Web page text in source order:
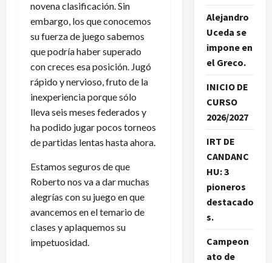
novena clasificación. Sin
embargo, los que conocemos
su fuerza de juego sabemos
que podría haber superado
con creces esa posición. Jugó
rápido y nervioso, fruto de la
inexperiencia porque sólo
lleva seis meses federados y
ha podido jugar pocos torneos
de partidas lentas hasta ahora.
Estamos seguros de que
Roberto nos va a dar muchas
alegrías con su juego en que
avancemos en el temario de
clases y aplaquemos su
impetuosidad.
Alejandro
Uceda se
impone en
el Greco.
INICIO DE
CURSO
2026/2027
IRT DE
CANDANC
HU: 3
pioneros
destacado
s.
Campeon
ato de